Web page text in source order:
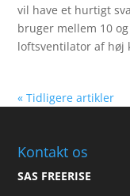
vil have et hurtigt
bruger mellem 10
loftsventilator af høj
« Tidligere artikler
Kontakt os
SAS FREERISE